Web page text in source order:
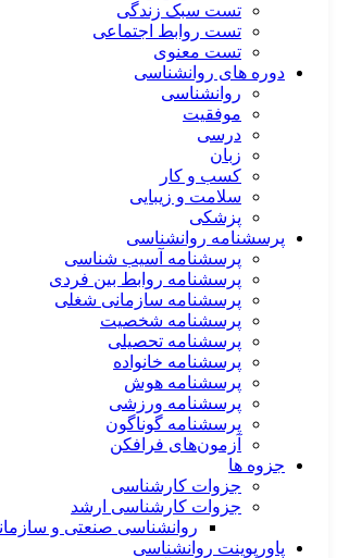
تست سبک زندگی
تست روابط اجتماعی
تست معنوی
دوره های روانشناسی
روانشناسی
موفقیت
درسی
زبان
کسب و کار
سلامت و زیبایی
پزشکی
پرسشنامه روانشناسی
پرسشنامه آسیب شناسی
پرسشنامه روابط بین فردی
پرسشنامه سازمانی شغلی
پرسشنامه شخصیت
پرسشنامه تحصیلی
پرسشنامه خانواده
پرسشنامه هوش
پرسشنامه ورزشی
پرسشنامه گوناگون
آزمون‌های فرافکن
جزوه ها
جزوات کارشناسی
جزوات کارشناسی ارشد
روانشناسی صنعتی و
پاورپوینت روانشناسی